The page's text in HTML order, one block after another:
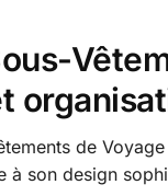
de
à son design